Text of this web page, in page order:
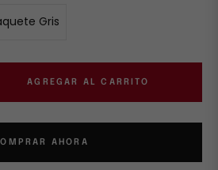
Gris
AGREGAR AL CARRITO
AHORA